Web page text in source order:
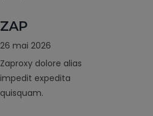
ZAP
26 mai 2026
Zaproxy dolore alias
impedit expedita
quisquam.